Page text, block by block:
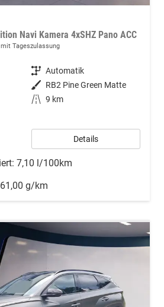
Navi Kamera 4xSHZ Pano ACC
mit Tageszulassung
Getriebe Automatik
Außenfarbe RB2 Pine Green Matte
Kilometerstand 9 km
Details
7,10 l/100km
g/km